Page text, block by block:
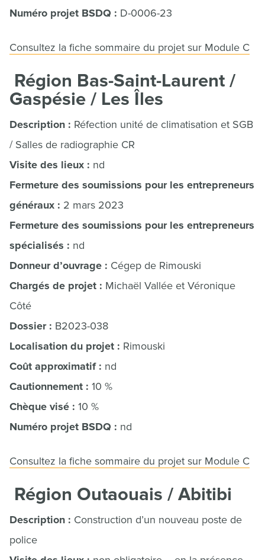
Numéro projet BSDQ : D-0006-23
Consultez la fiche sommaire du projet sur Module C
Région Bas-Saint-Laurent /
Gaspésie / Les Îles
Description : Réfection unité de climatisation et SGB
/ Salles de radiographie CR
Visite des lieux : nd
Fermeture des soumissions pour les entrepreneurs
généraux : 2 mars 2023
Fermeture des soumissions pour les entrepreneurs
spécialisés : nd
Donneur d’ouvrage : Cégep de Rimouski
Chargés de projet : Michaël Vallée et Véronique
Côté
Dossier : B2023-038
Localisation du projet : Rimouski
Coût approximatif : nd
Cautionnement : 10 %
Chèque visé : 10 %
Numéro projet BSDQ : nd
Consultez la fiche sommaire du projet sur Module C
Région Outaouais / Abitibi
Description : Construction d’un nouveau poste de
police